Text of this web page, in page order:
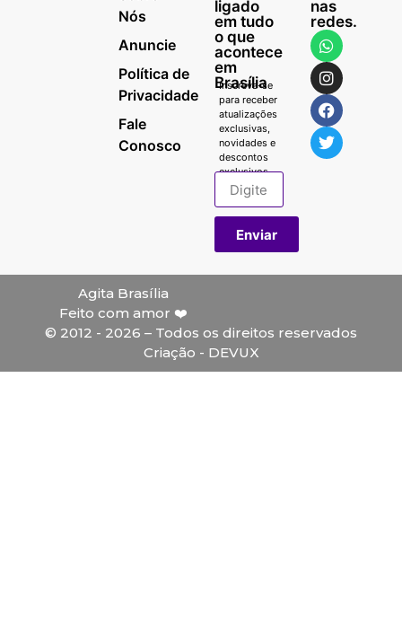
Nós
Anuncie
Política de
Privacidade
Fale
Conosco
ligado
em tudo
o que
acontece
em
Brasília
Inscreva-se
para receber
atualizações
exclusivas,
novidades e
descontos
exclusivos.
Enviar
nas
redes.
Agita Brasília
Feito com amor ❤️
© 2012 - 2026 – Todos os direitos reservados
Criação - DEVUX